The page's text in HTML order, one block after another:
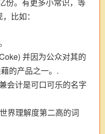
份。有更多小常识，等
比如：
并因为公众对其的
的产品之一。.
会计是可口可乐的名字
界理解度第二高的词